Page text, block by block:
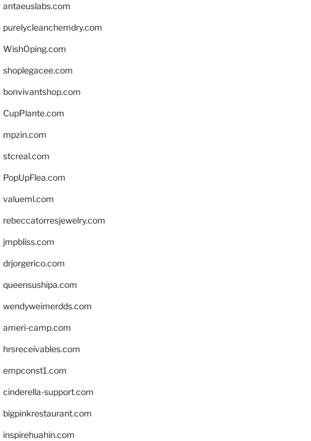
antaeuslabs.com
purelycleanchemdry.com
WishOping.com
shoplegacee.com
bonvivantshop.com
CupPlante.com
mpzin.com
stcreal.com
PopUpFlea.com
valueml.com
rebeccatorresjewelry.com
jmpbliss.com
drjorgerico.com
queensushipa.com
wendyweimerdds.com
ameri-camp.com
hrsreceivables.com
empconst1.com
cinderella-support.com
bigpinkrestaurant.com
inspirehuahin.com